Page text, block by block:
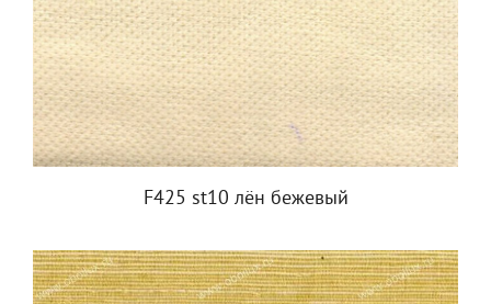
F425 st10 лён бежевый